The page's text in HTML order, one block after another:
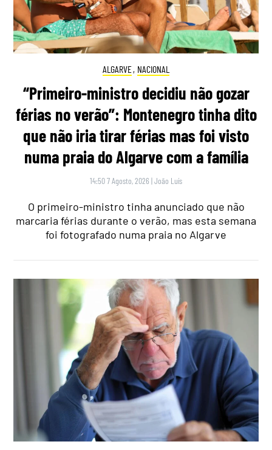
ALGARVE, NACIONAL
“Primeiro-ministro decidiu não gozar
férias no verão”: Montenegro tinha dito
que não iria tirar férias mas foi visto
numa praia do Algarve com a família
14:50 7 Agosto, 2026 |João Luís
O primeiro-ministro tinha anunciado que não
marcaria férias durante o verão, mas esta semana
foi fotografado numa praia no Algarve